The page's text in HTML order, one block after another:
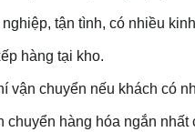
tận tình, có nhiều
hàng tại kho.
vận chuyển nếu khách có
hàng hóa ngắn nhất